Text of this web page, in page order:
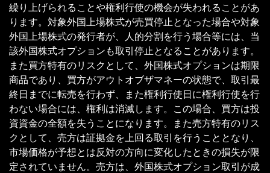
繰り上げられることや権利行使の機会が失われることがあ
ります。対象外国上場株式が売買停止となった場合や対象
外国上場株式の発行者が、人的分割を行う場合等には、当
該外国株式オプションも取引停止となることがあります。
また買方特有のリスクとして、外国株式オプションは期限
商品であり、買方がアウトオブザマネーの状態で、取引最
終日までに転売を行わず、また権利行使日に権利行使を行
わない場合には、権利は消滅します。この場合、買方は投
資資金の全額を失うことになります。また売方特有のリス
クとして、売方は証拠金を上回る取引を行うこととなり、
市場価格が予想とは反対の方向に変化したときの損失が限
定されていません。売方は、外国株式オプション取引が成